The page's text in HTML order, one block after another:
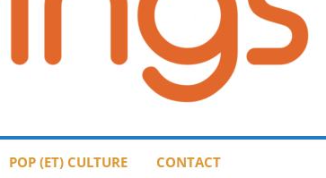
POP (ET) CULTURE CONTACT